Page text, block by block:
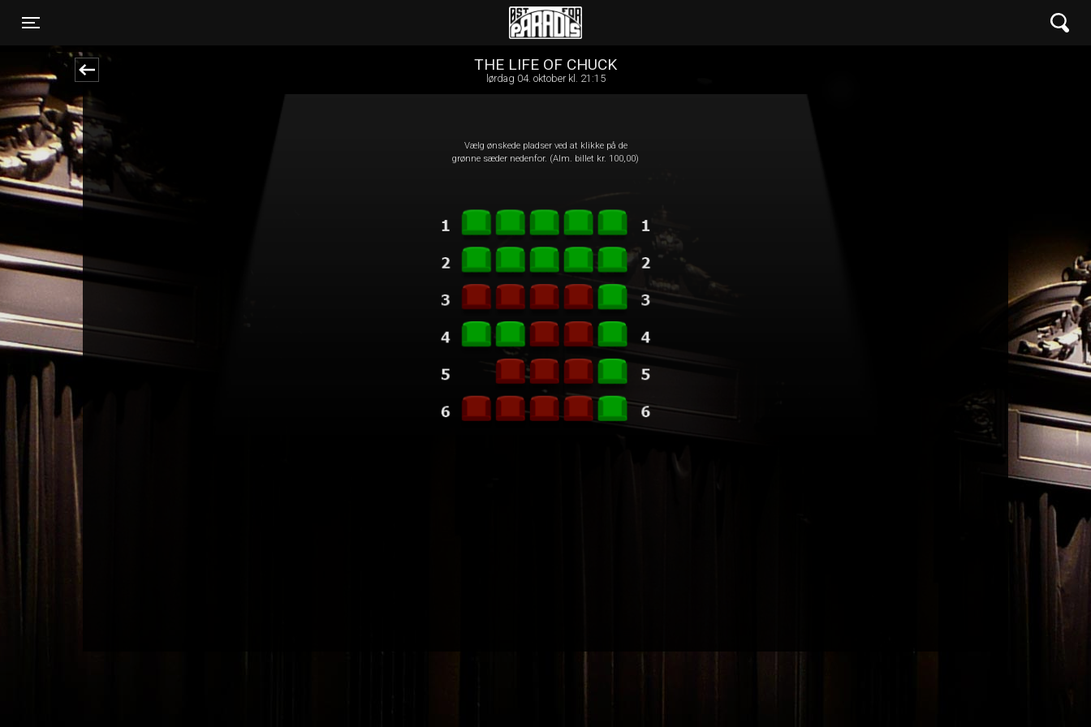
Øst for Paradis
THE LIFE OF CHUCK
lørdag 04. oktober kl. 21:15
Vælg ønskede pladser ved at klikke på de
grønne sæder nedenfor. (Alm. billet kr. 100,00)
front05-temp 101246